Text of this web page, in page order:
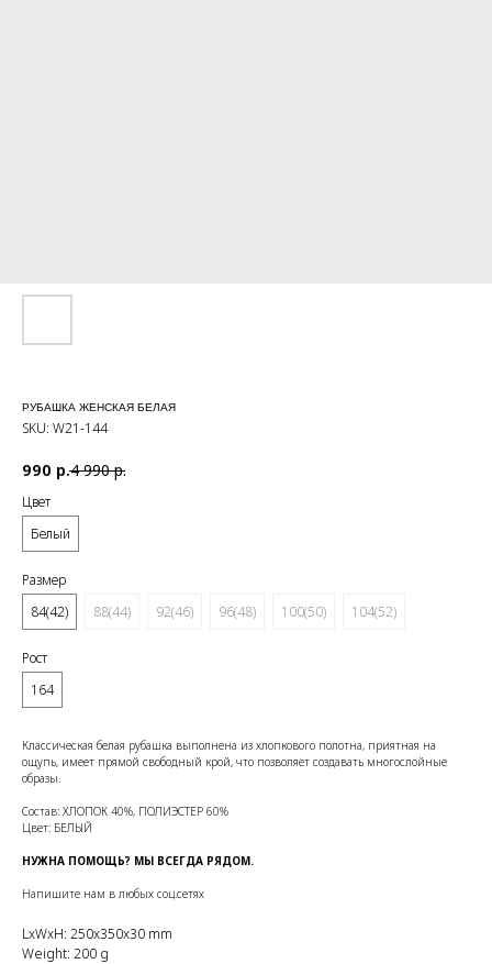
РУБАШКА ЖЕНСКАЯ БЕЛАЯ
SKU: W21-144
990 р.4 990 р.
Цвет
Белый
Размер
84(42)
88(44) 92(46) 96(48) 100(50) 104(52)
Рост
164
Классическая белая рубашка выполнена из хлопкового полотна, приятная на
ощупь, имеет прямой свободный крой, что позволяет создавать многослойные
образы.
Состав: ХЛОПОК 40%, ПОЛИЭСТЕР 60%
Цвет: БЕЛЫЙ
НУЖНА ПОМОЩЬ? МЫ ВСЕГДА РЯДОМ.
Напишите нам в любых соц.сетях
LxWxH: 250x350x30 mm
Weight: 200 g